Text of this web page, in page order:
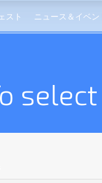
スト ニュース＆イベン